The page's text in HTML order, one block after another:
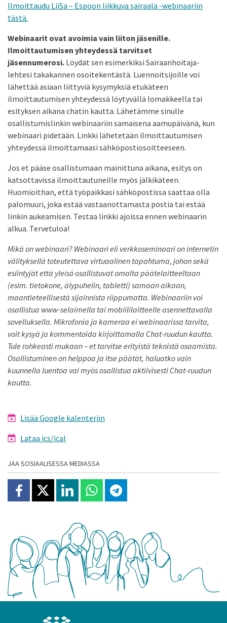
Ilmoittaudu LiiSa – Espoon liikkuva sairaala -webinaariin
tästä.
Webinaarit ovat avoimia vain liiton jäsenille.
Ilmoittautumisen yhteydessä tarvitset
jäsennumerosi. Löydät sen esimerkiksi Sairaanhoitaja-
lehtesi takakannen osoitekentästä. Luennoitsijoille voi
lähettää asiaan liittyviä kysymyksiä etukäteen
ilmoittautumisen yhteydessä löytyvällä lomakkeella tai
esityksen aikana chatin kautta. Lähetämme sinulle
osallistumislinkin webinaariin samaisena aamupäivänä, kun
webinaari pidetään. Linkki lähetetään ilmoittautumisen
yhteydessä ilmoittamaasi sähköpostiosoitteeseen.
Jos et pääse osallistumaan mainittuna aikana, esitys on
katsottavissa ilmoittautuneille myös jälkikäteen.
Huomioithan, että työpaikkasi sähköpostissa saattaa olla
palomuuri, joka estää vastaanottamasta postia tai estää
linkin aukeamisen. Testaa linkki ajoissa ennen webinaarin
alkua. Tervetuloa!
Mikä on webinaari? Webinaari eli verkkoseminaari on internetin
välityksellä toteutettava virtuaalinen tapahtuma, johon sekä
esiintyjät että yleisö osallistuvat omalta päätelaitteeltaan
(esim. tietokone, älypuhelin, tabletti) samaan aikaan,
maantieteellisestä sijainnista riippumatta. Webinaariin voi
osallistua www-selaimella tai mobiililaitteelle asennettavalla
sovelluksella. Mikrofonia ja kameraa ei webinaarissa tarvita,
voit kysyä ja kommentoida kirjoittamalla Chat-ruudun kautta.
Tule rohkeasti mukaan – et tarvitse erityistä teknistä osaamista.
Osallistuminen on helppoa ja itse päätät, haluatko vain
kuunnella luentoa vai myös osallistua aktiivisesti Chat-ruudun
kautta.
Lisää Google kalenteriin
Lataa ics/ical
JAA SOSIAALISESSA MEDIASSA
Jaa Facebookissa
Jaa X:ssäJaa Linkedinissä
Jaa Whatsappissa
Jaa Telegramissa